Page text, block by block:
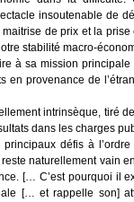
insoutenable de
de prix et la
stabilité macro-
à sa mission
en provenance de
intrinsèque, tiré
dans les charges
défis à
naturellement vain
[… C’est pourquoi il
[… et rappelle son]